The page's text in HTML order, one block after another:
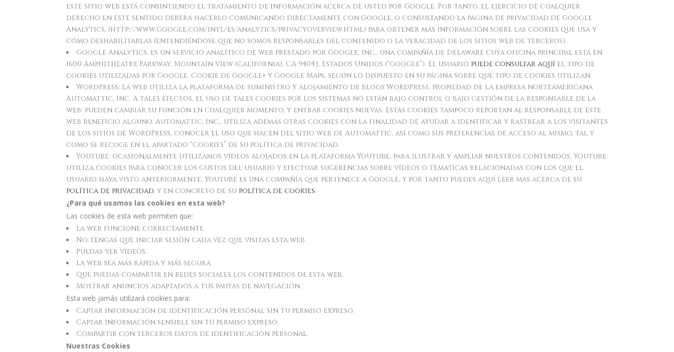
este sitio web está consintiendo el tratamiento de información acerca de usted por Google. Por tanto, el ejercicio de cualquier
derecho en este sentido deberá hacerlo comunicando directamente con Google, o consultando la página de privacidad de Google
Analytics, (http://www.google.com/intl/es/analytics/privacyoverview.html) para obtener más información sobre las cookies que usa y
cómo deshabilitarlas (entendiéndose que no somos responsables del contenido o la veracidad de los sitios web de terceros).
Google Analytics, es un servicio analítico de web prestado por Google, Inc., una compañía de Delaware cuya oficina principal está en
1600 Amphitheatre Parkway, Mountain View (California), CA 94043, Estados Unidos (“Google”). El usuario puede consultar aquí el tipo de
cookies utilizadas por Google. Cookie de Google+ y Google Maps, según lo dispuesto en su página sobre qué tipo de cookies utilizan.
WordPress: La web utiliza la plataforma de suministro y alojamiento de blogs WordPress, propiedad de la empresa norteamericana
Automattic, Inc. A tales efectos, el uso de tales cookies por los sistemas no están bajo control o bajo gestión de la responsable de la
web: pueden cambiar su función en cualquier momento, y entrar cookies nuevas. Estas cookies tampoco reportan al responsable de este
web beneficio alguno. Automattic, Inc., utiliza además otras cookies con la finalidad de ayudar a identificar y rastrear a los visitantes
de los sitios de WordPress, conocer el uso que hacen del sitio web de Automattic, así como sus preferencias de acceso al mismo, tal y
como se recoge en el apartado “Cookies” de su política de privacidad.
Youtube: ocasionalmente utilizamos vídeos alojados en la plataforma Youtube, para ilustrar y ampliar nuestros contenidos. Youtube
utiliza cookies para conocer los gustos del usuario y efectuar sugerencias sobre vídeos o temáticas relacionadas con los que el
usuario haya visto anteriormente. Youtube es una compañía que pertenece a Google, y por tanto puedes aquí leer más acerca de su
política de privacidad, y en concreto de su política de cookies.
¿Para qué usamos las cookies en esta web?
Las cookies de esta web permiten que:
La web funcione correctamente.
No tengas que iniciar sesión cada vez que visitas esta web.
Puedas ver vídeos.
La web sea más rápida y más segura.
Que puedas compartir en redes sociales los contenidos de esta web.
Mostrar anuncios adaptados a tus pautas de navegación.
Esta web jamás utilizará cookies para:
Captar información de identificación personal sin tu permiso expreso.
Captar información sensible sin tu permiso expreso.
Compartir con terceros datos de identificación personal.
Nuestras Cookies